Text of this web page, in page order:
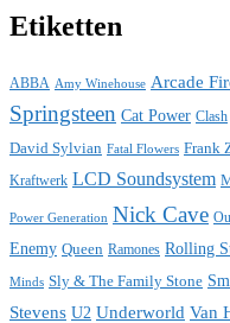
Etiketten
ABBA Amy Winehouse Arcade
Springsteen Cat Power Clash
David Sylvian Fatal Flowers Frank
Kraftwerk LCD Soundsystem
Power Generation Nick Cave
Enemy Queen Ramones Rolling
Minds Sly & The Family Stone
Stevens U2 Underworld Van